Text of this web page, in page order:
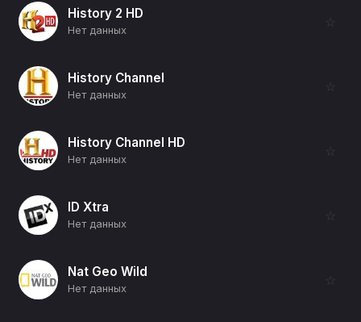
History 2 HD
Нет данных
☆
History Channel
Нет данных
☆
History Channel HD
Нет данных
☆
ID Xtra
Нет данных
☆
Nat Geo Wild
Нет данных
☆